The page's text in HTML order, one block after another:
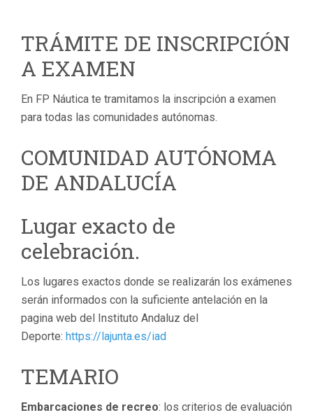
TRÁMITE DE INSCRIPCIÓN
A EXAMEN
En FP Náutica te tramitamos la inscripción a examen
para todas las comunidades autónomas.
COMUNIDAD AUTÓNOMA
DE ANDALUCÍA
Lugar exacto de
celebración.
Los lugares exactos donde se realizarán los exámenes
serán informados con la suficiente antelación en la
pagina web del Instituto Andaluz del
Deporte: https://lajunta.es/iad
TEMARIO
Embarcaciones de recreo: los criterios de evaluación